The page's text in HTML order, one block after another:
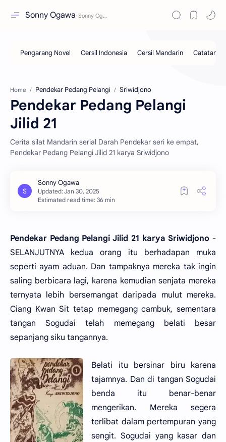
Sonny Ogawa
Home Pendekar Pedang Pelangi Sriwidjono
Pendekar Pedang Pelangi
Jilid 21
Cerita silat Mandarin serial Darah Pendekar seri ke empat,
Pendekar Pedang Pelangi Jilid 21 karya Sriwidjono
Estimated read time: 36 min
Pendekar Pedang Pelangi Jilid 21 karya Sriwidjono -
SELANJUTNYA kedua orang itu berhadapan muka
seperti ayam aduan. Dan tampaknya mereka tak ingin
saling berbicara lagi, karena kemudian senjata mereka
ternyata lebih bersemangat daripada mulut mereka.
Ciang Kwan Sit tetap memegang cambuk, sementara
tangan Sogudai telah memegang belati besar
sepanjang siku tangannya.
Belati itu bersinar biru karena
tajamnya. Dan di tangan Sogudai
benda itu benar-benar
mengerikan. Mereka segera
terlibat dalam pertempuran yang
sengit. Sogudai yang kasar dan